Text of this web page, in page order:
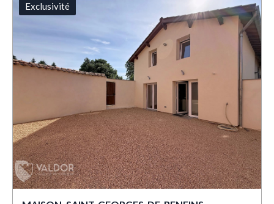
Exclusivité